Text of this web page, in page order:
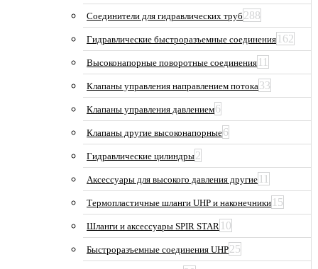
Соединители для гидравлических труб 288
Гидравлические быстроразъемные соединения 162
Высоконапорные поворотные соединения 11
Клапаны управления направлением потока33
Клапаны управления давлением6
Клапаны другие высоконапорные6
Гидравлические цилиндры2
Аксессуары для высокого давления другие 11
Термопластичные шланги UHP и наконечники 15
Шланги и аксессуары SPIR STAR 10
Быстроразъемные соединения UHP25